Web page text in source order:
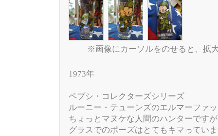
※画像にカーソルをのせると、拡
1973年
ペプシ・コレクターズシリーズ
ルーニー・テューンズのエルマーファ
ちょっとマヌケな人間のハンターですが
グラスでのポーズはとてもキマってい